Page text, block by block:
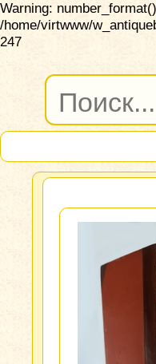
Warning:
/home/virtwww/
247